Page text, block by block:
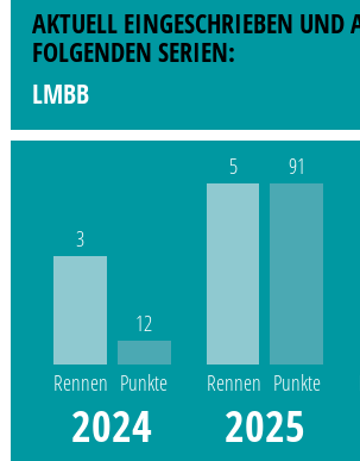
AKTUELL EINGESCHRIEBEN
FOLGENDEN SERIEN:
LMBB
3
Rennen
12
Punkte
2024
5
Rennen
91
Punkte
2025